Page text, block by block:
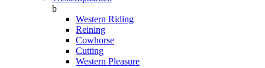
b
Western Riding
Reining
Cowhorse
Cutting
Western Pleasure